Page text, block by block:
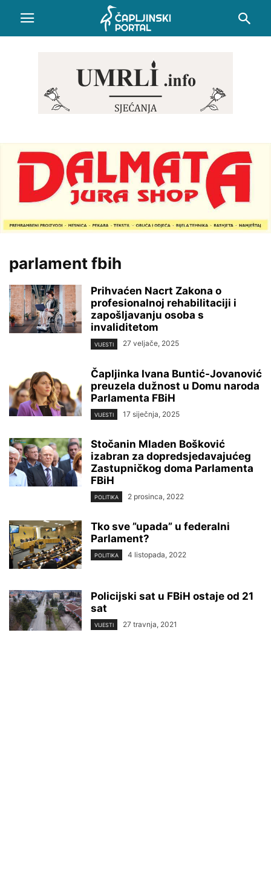
parlament fbih
Prihvaćen Nacrt Zakona o
profesionalnoj rehabilitaciji i
zapošljavanju osoba s
invaliditetom
VIJESTI 27 veljače, 2025
Čapljinka Ivana Buntić-Jovanović
preuzela dužnost u Domu naroda
Parlamenta FBiH
VIJESTI 17 siječnja, 2025
Stočanin Mladen Bošković
izabran za dopredsjedavajućeg
Zastupničkog doma Parlamenta
FBiH
POLITIKA 2 prosinca, 2022
Tko sve ”upada” u federalni
Parlament?
POLITIKA 4 listopada, 2022
Policijski sat u FBiH ostaje od 21
sat
VIJESTI 27 travnja, 2021